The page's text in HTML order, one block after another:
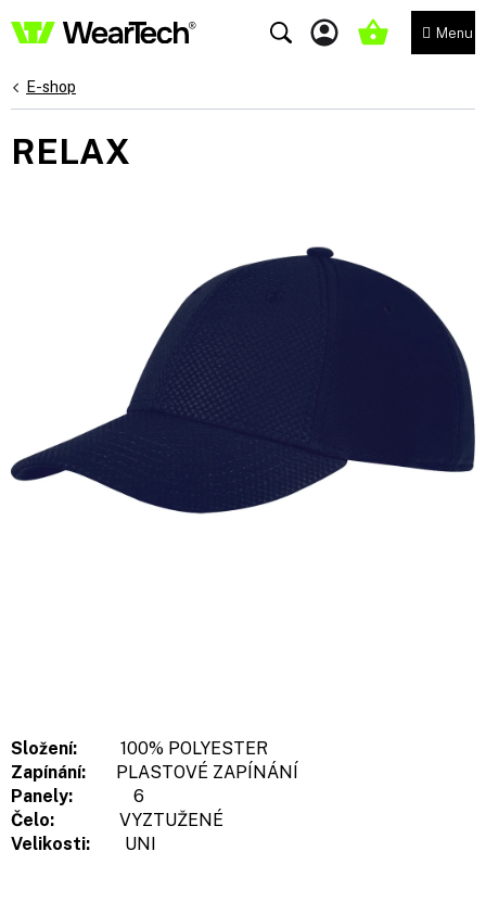
na
NÁKUPNÍ
E-shop
RELAX
Složení:
100% POLYESTER
Zapínání:
PLASTOVÉ ZAPÍNÁNÍ
Panely: 6
Čelo:
VYZTUŽENÉ
Velikosti:
UNI